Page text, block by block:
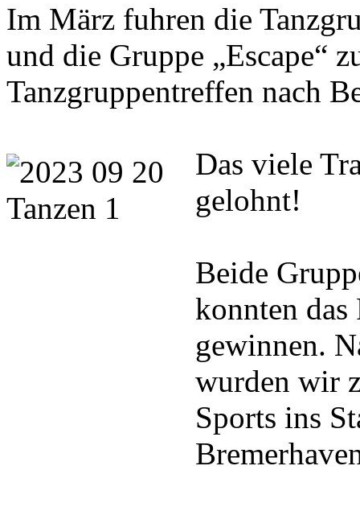
Im März fuhren die
und die Gruppe „Escape“
Tanzgruppentreffen nach
Das viele
gelohnt!
Beide
konnten
gewinnen.
wurden wir
Sports ins